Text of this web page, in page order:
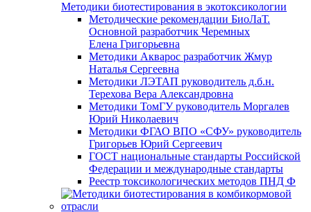
Методики биотестирования в экотоксикологии
Методические рекомендации БиоЛаТ.
Основной разработчик Черемных
Елена Григорьевна
Методики Акварос разработчик Жмур
Наталья Сергеевна
Методики ЛЭТАП руководитель д.б.н.
Терехова Вера Александровна
Методики ТомГУ руководитель Моргалев
Юрий Николаевич
Методики ФГАО ВПО «СФУ» руководитель
Григорьев Юрий Сергеевич
ГОСТ национальные стандарты Российской
Федерации и международные стандарты
Реестр токсикологических методов ПНД Ф